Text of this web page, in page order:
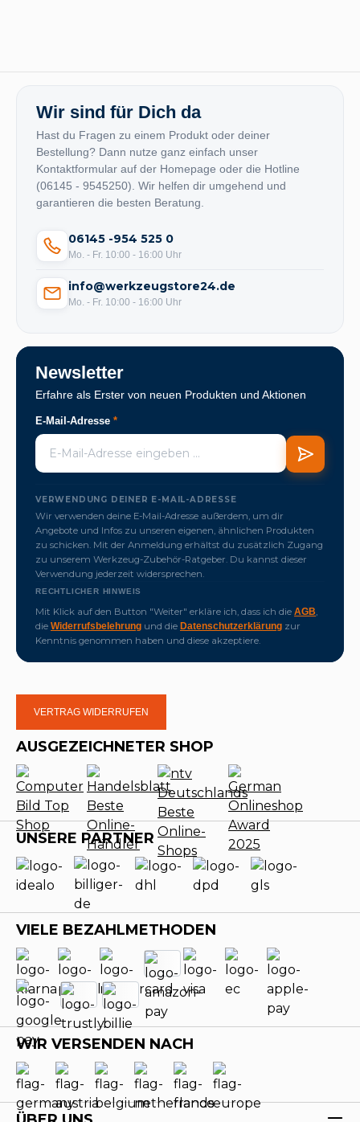
Wir sind für Dich da
Hast du Fragen zu einem Produkt oder deiner
Bestellung? Dann nutze ganz einfach unser
Kontaktformular auf der Homepage oder die Hotline
(06145 - 9545250). Wir helfen dir umgehend und
garantieren die besten Beratung.
06145 -954 525 0
Mo. - Fr. 10:00 - 16:00 Uhr
info@werkzeugstore24.de
Mo. - Fr. 10:00 - 16:00 Uhr
Newsletter
Erfahre als Erster von neuen Produkten und Aktionen
E-Mail-Adresse *
VERWENDUNG DEINER E-MAIL-ADRESSE
Wir verwenden deine E-Mail-Adresse außerdem, um dir
Angebote und Infos zu unseren eigenen, ähnlichen Produkten
zu schicken. Mit der Anmeldung erhältst du zusätzlich Zugang
zu unserem Werkzeug-Zubehör-Ratgeber. Du kannst dieser
Verwendung jederzeit widersprechen.
RECHTLICHER HINWEIS
Mit Klick auf den Button "Weiter" erkläre ich, dass ich die AGB,
die Widerrufsbelehrung und die Datenschutzerklärung zur
Kenntnis genommen haben und diese akzeptiere.
VERTRAG WIDERRUFEN
AUSGEZEICHNETER SHOP
UNSERE PARTNER
VIELE BEZAHLMETHODEN
WIR VERSENDEN NACH